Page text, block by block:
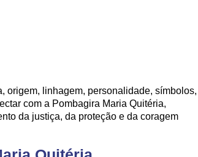
origem, linhagem, personalidade, símbolos,
com a Pombagira Maria Quitéria,
da justiça, da proteção e da coragem